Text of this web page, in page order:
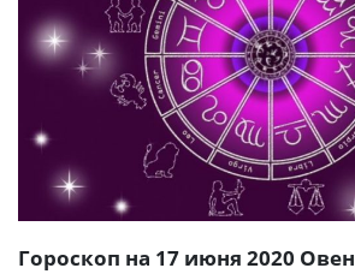
Гороскоп на 17 июня 2020 Овен